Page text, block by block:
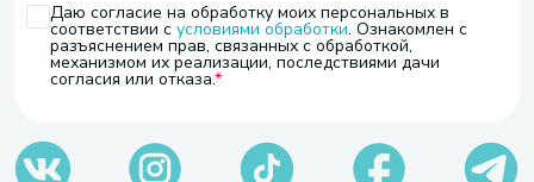
Даю согласие на обработку моих персональных в
соответствии с условиями обработки. Ознакомлен с
разъяснением прав, связанных с обработкой,
механизмом их реализации, последствиями дачи
согласия или отказа.